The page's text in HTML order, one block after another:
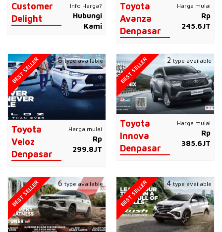
Customer
Delight
Info Harga?
Hubungi
Kami
Toyota
Avanza
Denpasar
Harga mulai
Rp
245.6JT
Toyota
Veloz
Denpasar
Harga mulai
Rp
299.8JT
BEST SELLER 8type available
Toyota
Innova
Denpasar
Harga mulai
Rp
385.6JT
BEST SELLER 2 type available
BEST SELLER 6 type available BEST SELLER 4type available